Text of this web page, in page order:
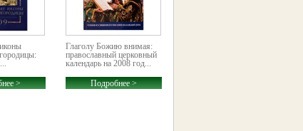
>
Глаголу Божию внимая:
православный церковный
календарь на 2008 год...
Подробнее >